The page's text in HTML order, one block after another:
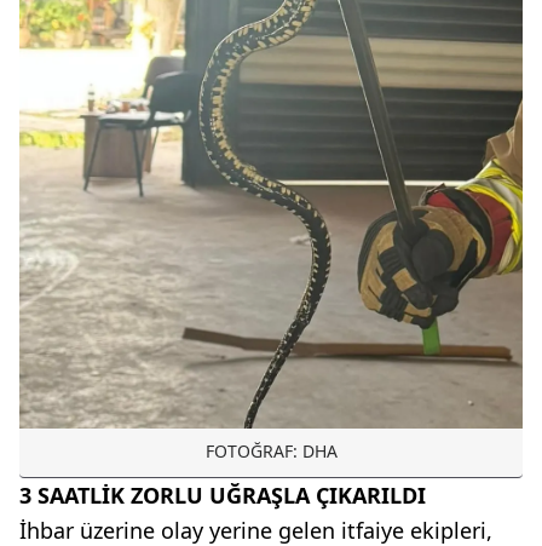
FOTOĞRAF: DHA
3 SAATLİK ZORLU UĞRAŞLA ÇIKARILDI
İhbar üzerine olay yerine gelen itfaiye ekipleri,